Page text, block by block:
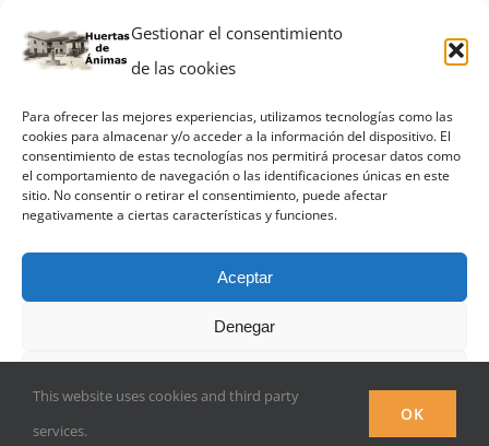
Gestionar el consentimiento
de las cookies
Para ofrecer las mejores experiencias, utilizamos tecnologías como las
cookies para almacenar y/o acceder a la información del dispositivo. El
consentimiento de estas tecnologías nos permitirá procesar datos como
el comportamiento de navegación o las identificaciones únicas en este
sitio. No consentir o retirar el consentimiento, puede afectar
negativamente a ciertas características y funciones.
Aceptar
Denegar
Facebook
This website uses cookies and third party
services.
OK